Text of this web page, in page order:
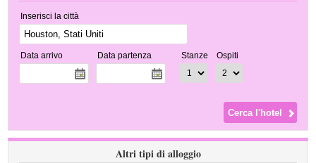
Inserisci la città
Data arrivo Data partenza Stanze Ospiti
Altri tipi di alloggio